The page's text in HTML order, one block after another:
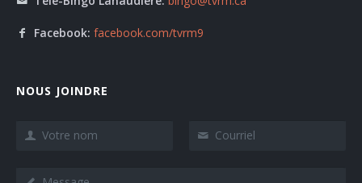
Facebook: facebook.com/tvrm9
NOUS JOINDRE